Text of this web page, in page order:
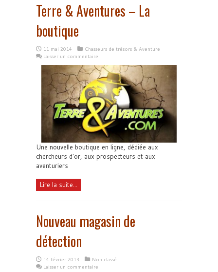
Terre & Aventures – La
boutique
11 mai 2014
Chasseurs de trésors & Aventure
Laisser un commentaire
Une nouvelle boutique en ligne, dédiée aux
chercheurs d'or, aux prospecteurs et aux
aventuriers
Lire la suite...
Nouveau magasin de
détection
14 février 2013
Non classé
Laisser un commentaire